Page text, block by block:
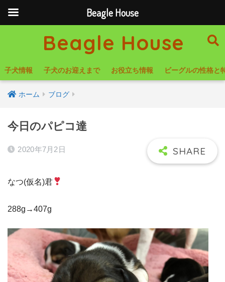
Beagle House
子犬情報 子犬のお迎えまで お役立ち情報 ビーグルの性格と
ホーム ブログ
今日のパピコ達
2020年7月2日
なつ(仮名)君
288g→407g
Beagle House